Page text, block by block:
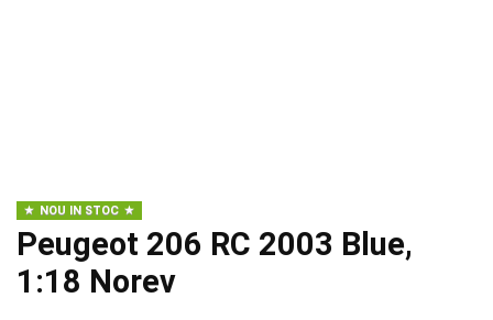
NOU IN STOC
Peugeot 206 RC 2003 Blue,
1:18 Norev